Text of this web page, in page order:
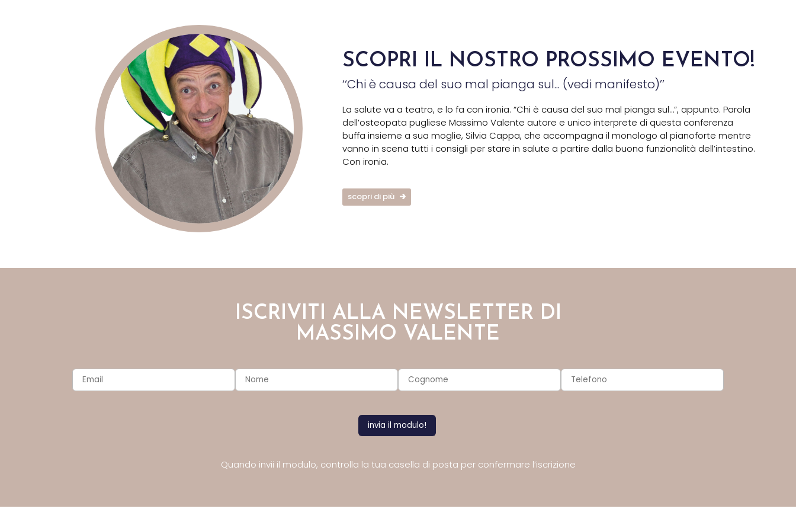
SCOPRI IL NOSTRO PROSSIMO EVENTO!
‘‘Chi è causa del suo mal pianga sul... (vedi manifesto)’’
La salute va a teatro, e lo fa con ironia. “Chi è causa del suo mal pianga sul…”, appunto. Parola
dell’osteopata pugliese Massimo Valente autore e unico interprete di questa conferenza
buffa insieme a sua moglie, Silvia Cappa, che accompagna il monologo al pianoforte mentre
vanno in scena tutti i consigli per stare in salute a partire dalla buona funzionalità dell’intestino.
Con ironia.
scopri di più
ISCRIVITI ALLA NEWSLETTER DI
MASSIMO VALENTE
Quando invii il modulo, controlla la tua casella di posta per confermare l’iscrizione